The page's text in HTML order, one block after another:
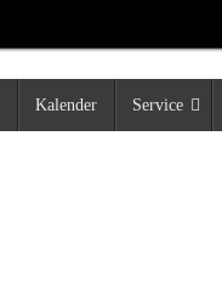
Kalender Service